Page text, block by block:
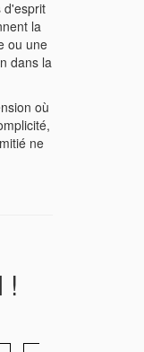
d'esprit
la
ou une
dans la
où
ne
!